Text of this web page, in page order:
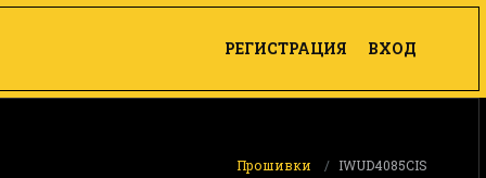
РЕГИСТРАЦИЯ ВХОД
Прошивки IWUD4085CIS